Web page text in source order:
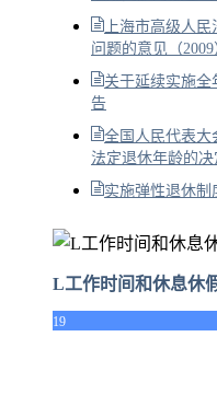
上海市高级人
问题的意见（2009
关于延续实施
告
全国人民代表大
法定退休年龄的决
实施弹性退休制
L工作时间和休息休
19